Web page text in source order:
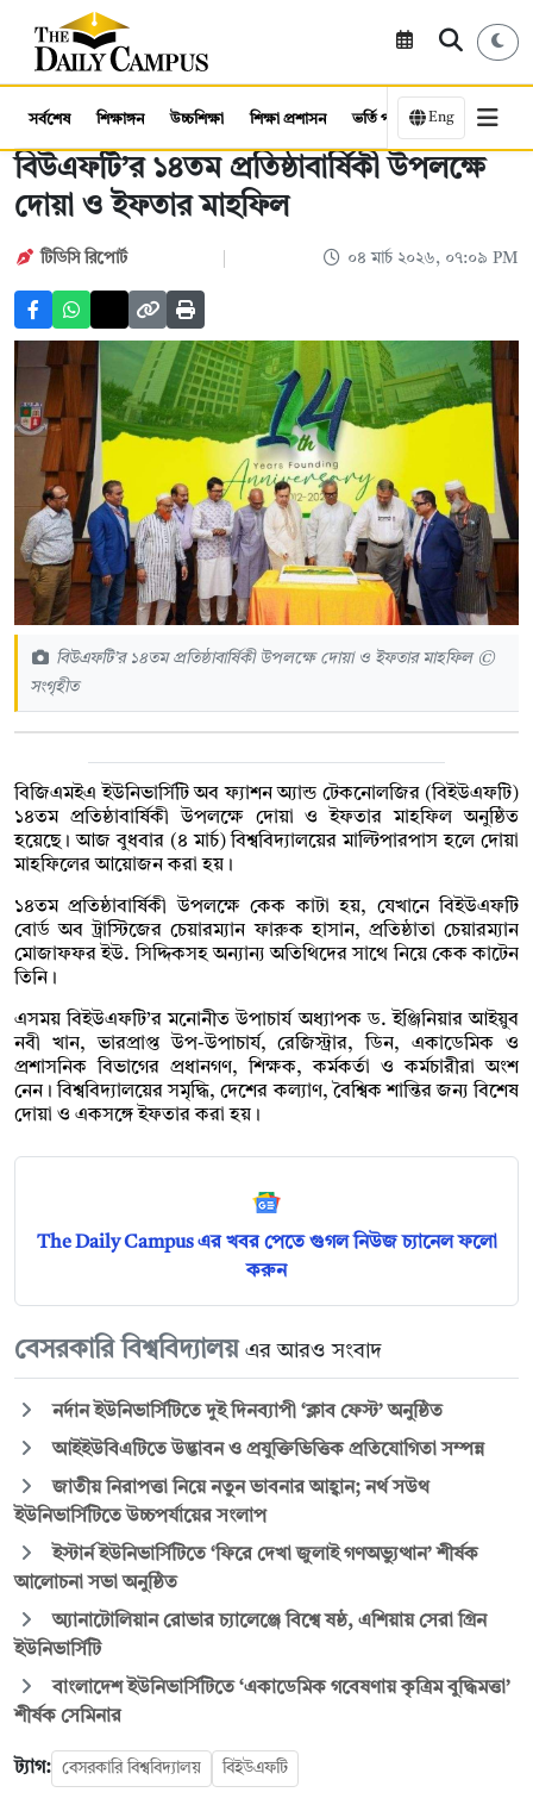
সর্বশেষ শিক্ষাঙ্গন উচ্চশিক্ষা শিক্ষা প্রশাসন ভর্তি পরীক্ষা কর্মসংস্থান
Eng
বিউএফটি’র ১৪তম প্রতিষ্ঠাবার্ষিকী উপলক্ষে
দোয়া ও ইফতার মাহফিল
টিডিসি রিপোর্ট ০৪ মার্চ ২০২৬, ০৭:০৯ PM
বিউএফটি’র ১৪তম প্রতিষ্ঠাবার্ষিকী উপলক্ষে দোয়া ও ইফতার মাহফিল ©
সংগৃহীত
বিজিএমইএ ইউনিভার্সিটি অব ফ্যাশন অ্যান্ড টেকনোলজির (বিইউএফটি)
১৪তম প্রতিষ্ঠাবার্ষিকী উপলক্ষে দোয়া ও ইফতার মাহফিল অনুষ্ঠিত
হয়েছে। আজ বুধবার (৪ মার্চ) বিশ্ববিদ্যালয়ের মাল্টিপারপাস হলে দোয়া
মাহফিলের আয়োজন করা হয়।
১৪তম প্রতিষ্ঠাবার্ষিকী উপলক্ষে কেক কাটা হয়, যেখানে বিইউএফটি
বোর্ড অব ট্রাস্টিজের চেয়ারম্যান ফারুক হাসান, প্রতিষ্ঠাতা চেয়ারম্যান
মোজাফফর ইউ. সিদ্দিকসহ অন্যান্য অতিথিদের সাথে নিয়ে কেক কাটেন
তিনি।
এসময় বিইউএফটি’র মনোনীত উপাচার্য অধ্যাপক ড. ইঞ্জিনিয়ার আইয়ুব
নবী খান, ভারপ্রাপ্ত উপ-উপাচার্য, রেজিস্ট্রার, ডিন, একাডেমিক ও
প্রশাসনিক বিভাগের প্রধানগণ, শিক্ষক, কর্মকর্তা ও কর্মচারীরা অংশ
নেন। বিশ্ববিদ্যালয়ের সমৃদ্ধি, দেশের কল্যাণ, বৈশ্বিক শান্তির জন্য বিশেষ
দোয়া ও একসঙ্গে ইফতার করা হয়।
The Daily Campus এর খবর পেতে গুগল নিউজ চ্যানেল ফলো
করুন
বেসরকারি বিশ্ববিদ্যালয় এর আরও সংবাদ
নর্দান ইউনিভার্সিটিতে দুই দিনব্যাপী ‘ক্লাব ফেস্ট’ অনুষ্ঠিত
আইইউবিএটিতে উদ্ভাবন ও প্রযুক্তিভিত্তিক প্রতিযোগিতা সম্পন্ন
জাতীয় নিরাপত্তা নিয়ে নতুন ভাবনার আহ্বান; নর্থ সউথ
ইউনিভার্সিটিতে উচ্চপর্যায়ের সংলাপ
ইস্টার্ন ইউনিভার্সিটিতে ‘ফিরে দেখা জুলাই গণঅভ্যুত্থান’ শীর্ষক
আলোচনা সভা অনুষ্ঠিত
অ্যানাটোলিয়ান রোভার চ্যালেঞ্জে বিশ্বে ষষ্ঠ, এশিয়ায় সেরা গ্রিন
ইউনিভার্সিটি
বাংলাদেশ ইউনিভার্সিটিতে ‘একাডেমিক গবেষণায় কৃত্রিম বুদ্ধিমত্তা’
শীর্ষক সেমিনার
ট্যাগ: বেসরকারি বিশ্ববিদ্যালয় বিইউএফটি